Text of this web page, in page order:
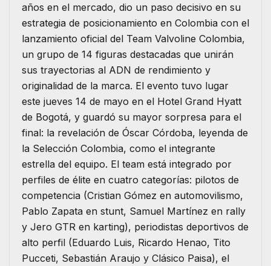
años en el mercado, dio un paso decisivo en su
estrategia de posicionamiento en Colombia con el
lanzamiento oficial del Team Valvoline Colombia,
un grupo de 14 figuras destacadas que unirán
sus trayectorias al ADN de rendimiento y
originalidad de la marca. El evento tuvo lugar
este jueves 14 de mayo en el Hotel Grand Hyatt
de Bogotá, y guardó su mayor sorpresa para el
final: la revelación de Óscar Córdoba, leyenda de
la Selección Colombia, como el integrante
estrella del equipo. El team está integrado por
perfiles de élite en cuatro categorías: pilotos de
competencia (Cristian Gómez en automovilismo,
Pablo Zapata en stunt, Samuel Martínez en rally
y Jero GTR en karting), periodistas deportivos de
alto perfil (Eduardo Luis, Ricardo Henao, Tito
Pucceti, Sebastián Araujo y Clásico Paisa), el